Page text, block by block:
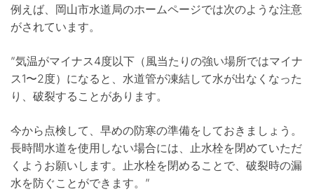
例えば、岡山市水道局のホームページでは次のような注意
がされています。
”気温がマイナス4度以下（風当たりの強い場所ではマイナ
ス1〜2度）になると、水道管が凍結して水が出なくなった
り、破裂することがあります。
今から点検して、早めの防寒の準備をしておきましょう。
長時間水道を使用しない場合には、止水栓を閉めていただ
くようお願いします。止水栓を閉めることで、破裂時の漏
水を防ぐことができます。”